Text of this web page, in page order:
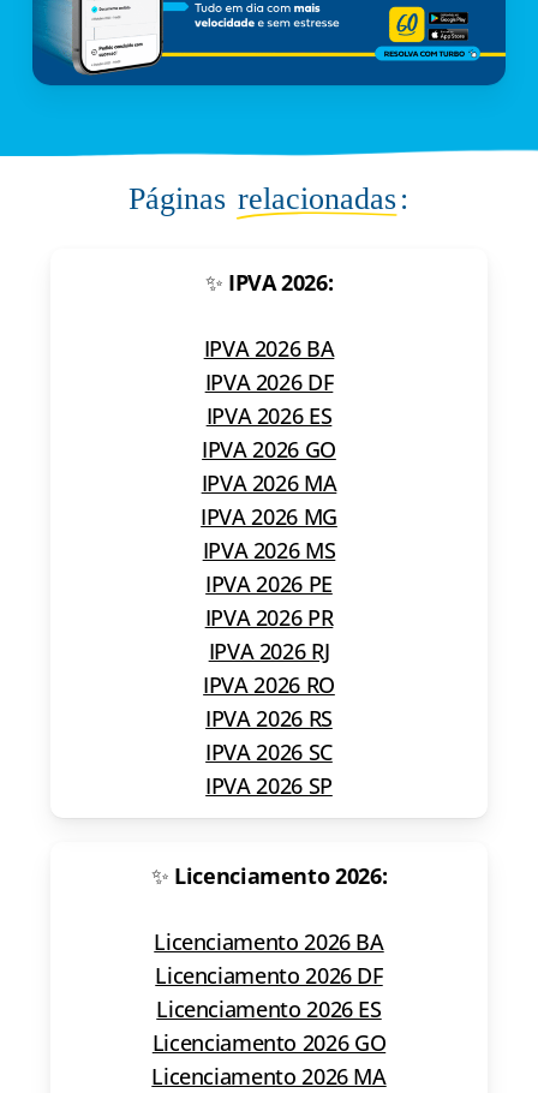
Páginas relacionadas:
✨ IPVA 2026:
IPVA 2026 BA
IPVA 2026 DF
IPVA 2026 ES
IPVA 2026 GO
IPVA 2026 MA
IPVA 2026 MG
IPVA 2026 MS
IPVA 2026 PE
IPVA 2026 PR
IPVA 2026 RJ
IPVA 2026 RO
IPVA 2026 RS
IPVA 2026 SC
IPVA 2026 SP
✨ Licenciamento 2026:
Licenciamento 2026 BA
Licenciamento 2026 DF
Licenciamento 2026 ES
Licenciamento 2026 GO
Licenciamento 2026 MA